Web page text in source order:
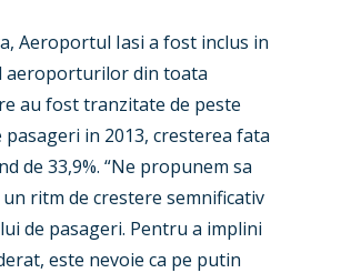
Aeroportul Iasi a fost inclus in
aeroporturilor din toata
au fost tranzitate de peste
pasageri in 2013, cresterea fata
de 33,9%. “Ne propunem sa
ritm de crestere semnificativ
de pasageri. Pentru a implini
este nevoie ca pe putin